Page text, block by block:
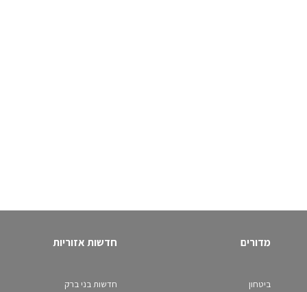
מדורים
ביטחון
חדשות אזוריות
חדשות בני ברק